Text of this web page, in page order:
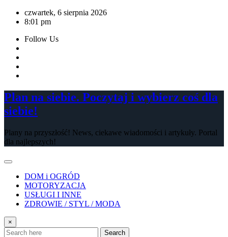
Skip
czwartek, 6 sierpnia 2026
8:01 pm
Follow Us
Plan na siebie. Poczytaj i wybierz coś dla
siebie!
Plany na przyszłość! News, ciekawe wiadomości i artykuły. Portal
dla najlepszych!
DOM i OGRÓD
MOTORYZACJA
USŁUGI I INNE
ZDROWIE / STYL / MODA
×
Search